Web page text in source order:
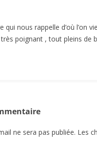
qui nous rappelle d’où l’on
poignant , tout pleins de
ne sera pas publiée. Les